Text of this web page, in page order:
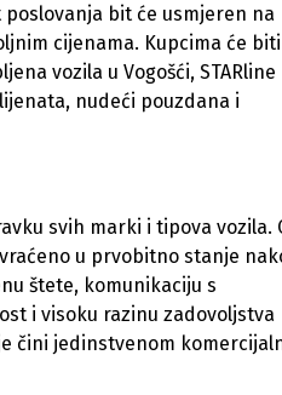
bit će usmjeren na
cijenama. Kupcima će
vozila u Vogošći, STARline
nudeći pouzdana i
svih marki i tipova vozila.
u prvobitno stanje
štete, komunikaciju s
i visoku razinu zadovoljstva
čini jedinstvenom